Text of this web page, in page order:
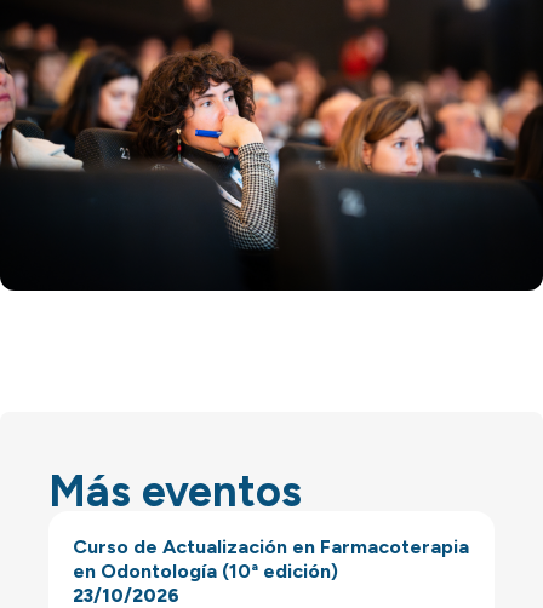
Más eventos
Curso de Actualización en Farmacoterapia
en Odontología (10ª edición)
23/10/2026